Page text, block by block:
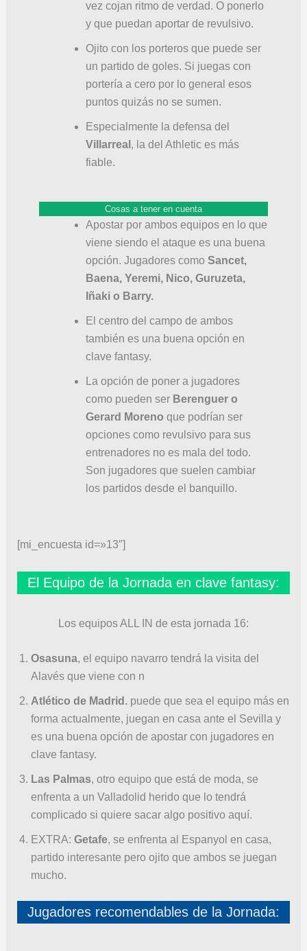
vez cojan ritmo de verdad. O ponerlo
y que puedan aportar de revulsivo.
Ojito con los porteros que puede ser
un partido de goles. Si juegas con
portería a cero por lo general esos
puntos quizás no se sumen.
Especialmente la defensa del
Villarreal , la del Athletic es más
fiable.
Cosas a tener en cuenta
Apostar por ambos equipos en lo que
viene siendo el ataque es una buena
opción. Jugadores como Sancet,
Baena, Yeremi, Nico, Guruzeta,
Iñaki o Barry.
El centro del campo de ambos
también es una buena opción en
clave fantasy.
La opción de poner a jugadores
como pueden ser Berenguer o
Gerard Moreno que podrían ser
opciones como revulsivo para sus
entrenadores no es mala del todo.
Son jugadores que suelen cambiar
los partidos desde el banquillo.
[mi_encuesta id=»13″]
El Equipo de la Jornada en clave fantasy:
Los equipos ALL IN de esta jornada 16:
Osasuna, el equipo navarro tendrá la visita del
Alavés que viene con n
Atlético de Madrid.puede que sea el equipo más en
forma actualmente, juegan en casa ante el Sevilla y
es una buena opción de apostar con jugadores en
clave fantasy.
Las Palmas, otro equipo que está de moda, se
enfrenta a un Valladolid herido que lo tendrá
complicado si quiere sacar algo positivo aquí.
EXTRA: Getafe, se enfrenta al Espanyol en casa,
partido interesante pero ojito que ambos se juegan
mucho.
Jugadores recomendables de la Jornada: